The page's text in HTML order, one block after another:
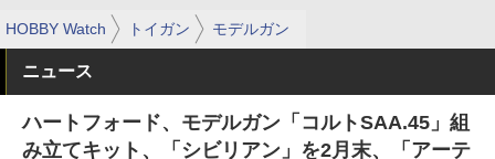
HOBBY Watch トイガン モデルガン
ニュース
ハートフォード、モデルガン「コルトSAA.45」組
み立てキット、「シビリアン」を2月末、「アーテ